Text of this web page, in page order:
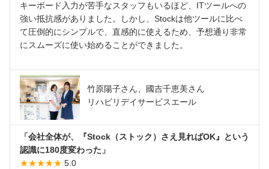
キーボード入力が苦手なスタッフもいるほど、ITツールへの
強い抵抗感がありました。しかし、Stockは他ツールに比べ
て圧倒的にシンプルで、直感的に使えるため、予想通り非常
にスムーズに使い始めることができました。
竹原陽子さん、國吉千恵美さん
リハビリデイサービスエール
「会社全体が、『Stock（ストック）さえ見ればOK』という
認識に180度変わった」
★★★★★ 5.0